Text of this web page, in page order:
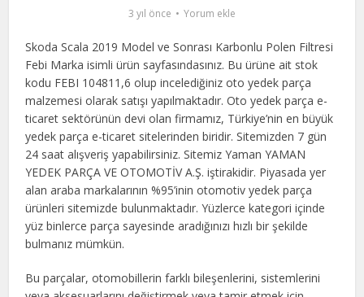
3 yıl önce Yorum ekle
Skoda Scala 2019 Model ve Sonrası Karbonlu Polen Filtresi
Febi Marka isimli ürün sayfasındasınız. Bu ürüne ait stok
kodu FEBI 104811,6 olup incelediğiniz oto yedek parça
malzemesi olarak satışı yapılmaktadır. Oto yedek parça e-
ticaret sektörünün devi olan firmamız, Türkiye’nin en büyük
yedek parça e-ticaret sitelerinden biridir. Sitemizden 7 gün
24 saat alışveriş yapabilirsiniz. Sitemiz Yaman YAMAN
YEDEK PARÇA VE OTOMOTİV A.Ş. iştirakidir. Piyasada yer
alan araba markalarının %95’inin otomotiv yedek parça
ürünleri sitemizde bulunmaktadır. Yüzlerce kategori içinde
yüz binlerce parça sayesinde aradığınızı hızlı bir şekilde
bulmanız mümkün.
Bu parçalar, otomobillerin farklı bileşenlerini, sistemlerini